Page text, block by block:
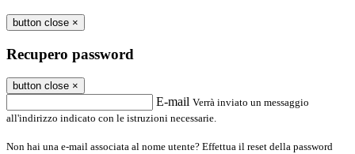
button close ×
Recupero password
button close ×
E-mail Verrà inviato un messaggio
all'indirizzo indicato con le istruzioni necessarie.
Non hai una e-mail associata al nome utente? Effettua il reset della password